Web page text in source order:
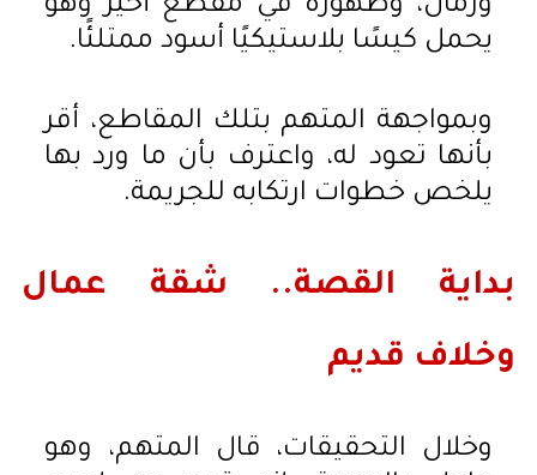
ورمال، وظهوره في مقطع أخير وهو
يحمل كيسًا بلاستيكيًا أسود ممتلئًا.
وبمواجهة المتهم بتلك المقاطع، أقر
بأنها تعود له، واعترف بأن ما ورد بها
يلخص خطوات ارتكابه للجريمة.
بداية القصة.. شقة عمال
وخلاف قديم
وخلال التحقيقات، قال المتهم، وهو